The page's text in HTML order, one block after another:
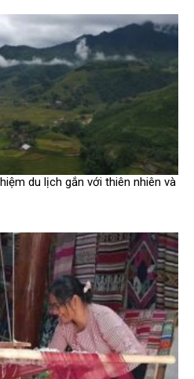
du lịch gắn với thiên nhiên và